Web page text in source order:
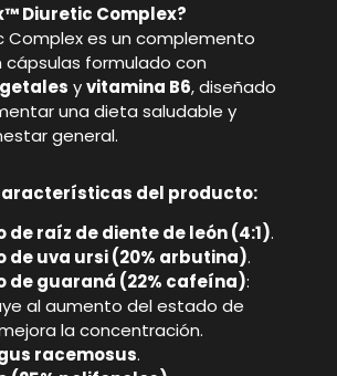
Diuretic Complex?
Complex es un complemento
cápsulas formulado con
yvitamina B6, diseñado
una dieta saludable y
general.
del producto:
de raíz de diente de león (4:1).
de uva ursi (20% arbutina).
de guaraná (22% cafeína):
al aumento del estado de
la concentración.
racemosus.